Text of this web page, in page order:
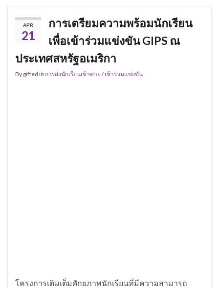
APR
21
การเตรียมความพร้อมนักเรียน
เพื่อเข้าร่วมแข่งขัน GIPS ณ
ประเทศสหรัฐอเมริกา
By gifted in การส่งนักเรียนเข้าค่าย / เข้าร่วมแข่งขัน
โครงการเติมเต็มศักยภาพนักเรียนที่มีความสามารถ